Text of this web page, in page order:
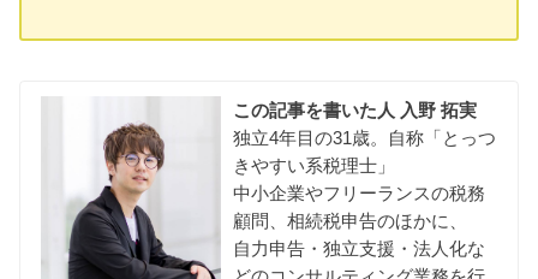
この記事を書いた人 入野 拓実
独立4年目の31歳。自称「とっつ
きやすい系税理士」
中小企業やフリーランスの税務
顧問、相続税申告のほかに、
自力申告・独立支援・法人化な